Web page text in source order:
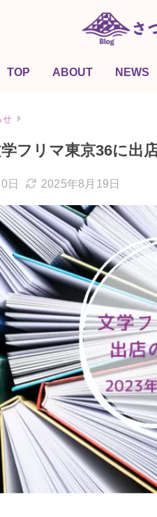
TOP ABOUT NEWS
せ
学フリマ東京36に出
日 2025年8月19日